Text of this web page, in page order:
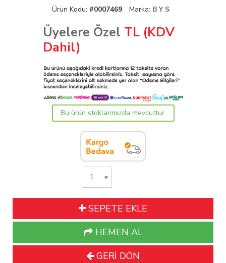
Ürün Kodu: #0007469 Marka: B Y S
Üyelere Özel TL (KDV
Dahil)
Bu ürün stoklarımızda mevcuttur.
SEPETE EKLE
HEMEN AL
GERİ DÖN